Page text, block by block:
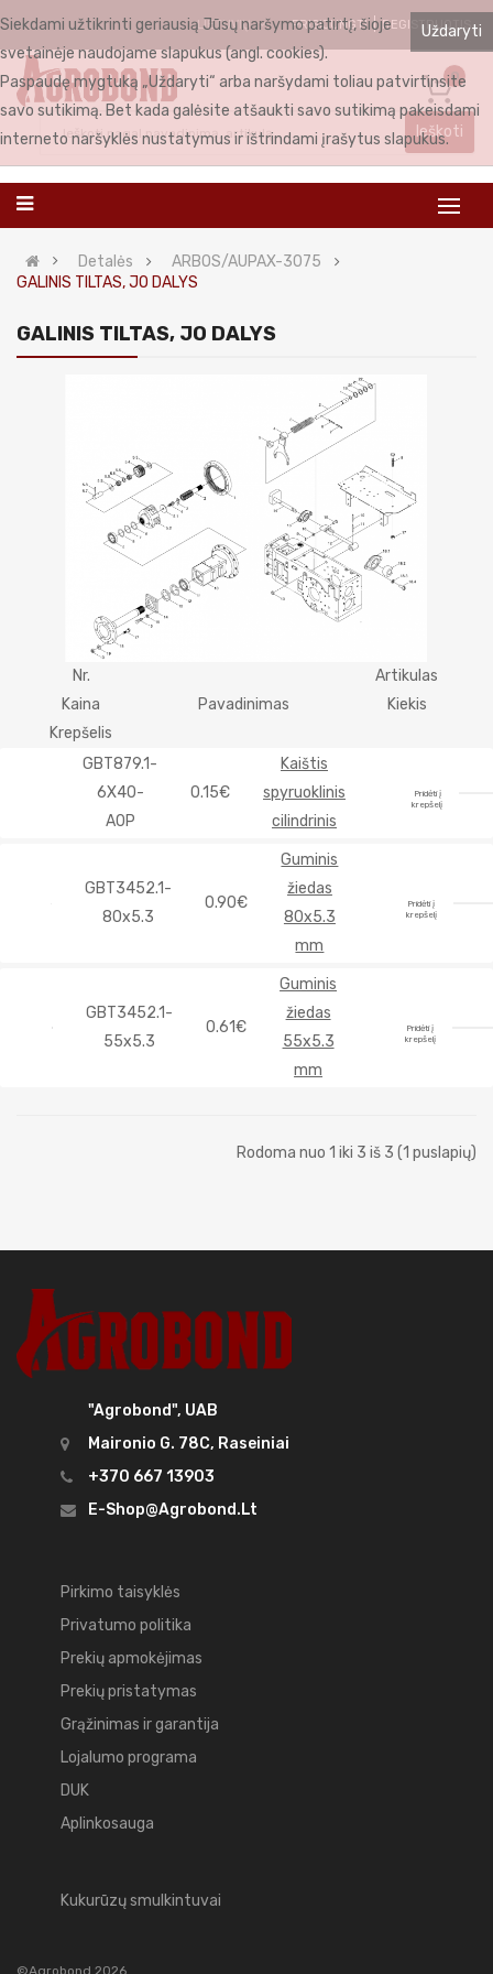
LIETUVIŲ PRISIJUNGTI REGISTRUOTIS
0
Ieškoti
Detalės
ARBOS/AUPAX-3075
GALINIS TILTAS, JO DALYS
GALINIS TILTAS, JO DALYS
Nr.
Artikulas
Kaina
Pavadinimas
Kiekis
Krepšelis
GBT879.1-
6X40-
A0P
0.15€
Kaištis
spyruoklinis
cilindrinis
Pridėti į
krepšelį
GBT3452.1-
80x5.3
0.90€
Guminis
žiedas
80x5.3
mm
Pridėti į
krepšelį
GBT3452.1-
55x5.3
0.61€
Guminis
žiedas
55x5.3
mm
Pridėti į
krepšelį
Rodoma nuo 1 iki 3 iš 3 (1 puslapių)
"Agrobond", UAB
Maironio G. 78C, Raseiniai
+370 667 13903
E-Shop@agrobond.lt
Pirkimo taisyklės
Privatumo politika
Prekių apmokėjimas
Prekių pristatymas
Grąžinimas ir garantija
Lojalumo programa
DUK
Aplinkosauga
Kukurūzų smulkintuvai
©Agrobond 2026
Uždaryti
Siekdami užtikrinti geriausią Jūsų naršymo patirtį, šioje
svetainėje naudojame slapukus (angl. cookies).
Paspaudę mygtuką „Uždaryti“ arba naršydami toliau patvirtinsite
savo sutikimą. Bet kada galėsite atšaukti savo sutikimą pakeisdami
interneto naršyklės nustatymus ir ištrindami įrašytus slapukus.